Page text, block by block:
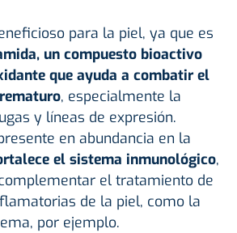
para la piel, ya que es
un compuesto bioactivo
que ayuda a combatir el
, especialmente la
y líneas de expresión.
en abundancia en la
el sistema inmunológico,
el tratamiento de
de la piel, como la
por ejemplo.